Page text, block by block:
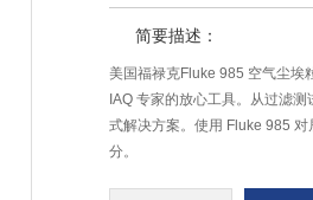
简要描述：
美国福禄克Fluke 985 空气尘埃
IAQ 专家的放心工具。从过滤
式解决方案。使用 Fluke 985
分。